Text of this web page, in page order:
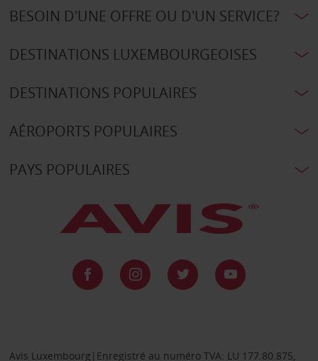
BESOIN D'UNE OFFRE OU D'UN SERVICE?
DESTINATIONS LUXEMBOURGEOISES
DESTINATIONS POPULAIRES
AÉROPORTS POPULAIRES
PAYS POPULAIRES
Avis Luxembourg|Enregistré au numéro TVA: LU 177.80.875,